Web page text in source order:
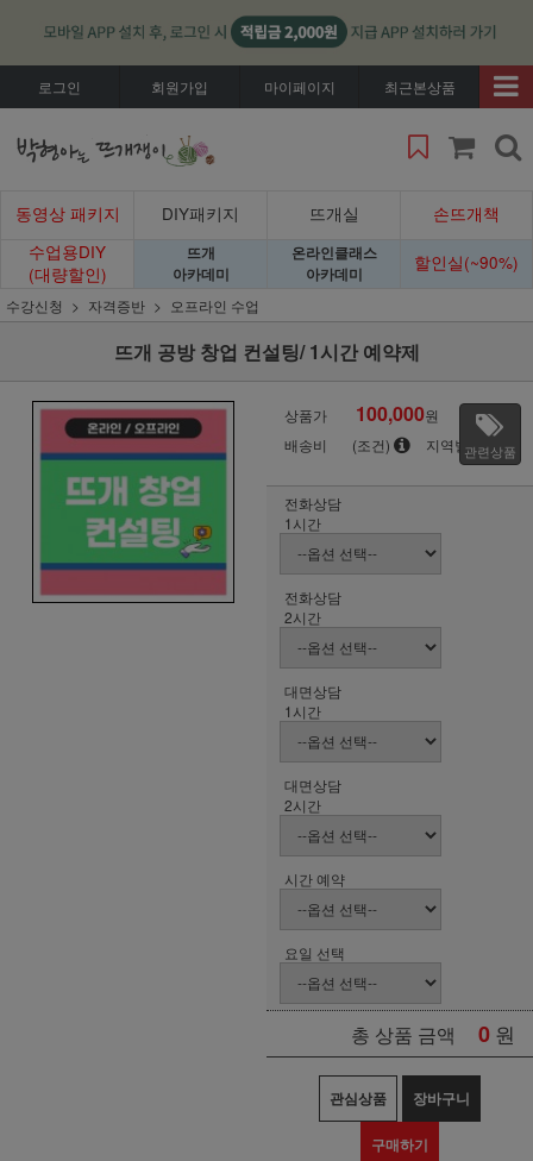
로그인 회원가입 마이페이지 최근본상품
동영상 패키지 DIY패키지 뜨개실
손뜨개책
수업용DIY
(대량할인)
뜨개
아카데미
온라인클래스
아카데미
할인실(~90%)
수강신청 자격증반 오프라인 수업
뜨개 공방 창업 컨설팅/ 1시간 예약제
상품가 100,000원
배송비
(조건) 지역별관련상품
전화상담
1시간
전화상담
2시간
대면상담
1시간
대면상담
2시간
시간 예약
요일 선택
총 상품 금액 0 원
관심상품 장바구니
구매하기